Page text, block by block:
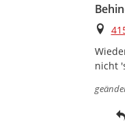
Ort
nicht